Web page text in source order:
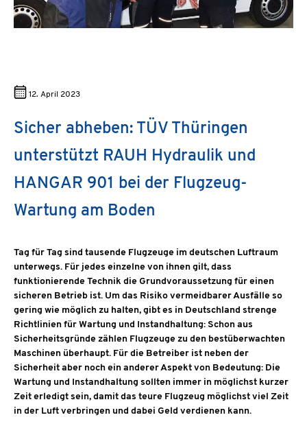
12. April 2023
Sicher abheben: TÜV Thüringen
unterstützt RAUH Hydraulik und
HANGAR 901 bei der Flugzeug-
Wartung am Boden
Tag für Tag sind tausende Flugzeuge im deutschen Luftraum
unterwegs. Für jedes einzelne von ihnen gilt, dass
funktionierende Technik die Grundvoraussetzung für einen
sicheren Betrieb ist. Um das Risiko vermeidbarer Ausfälle so
gering wie möglich zu halten, gibt es in Deutschland strenge
Richtlinien für Wartung und Instandhaltung: Schon aus
Sicherheitsgründe zählen Flugzeuge zu den bestüberwachten
Maschinen überhaupt. Für die Betreiber ist neben der
Sicherheit aber noch ein anderer Aspekt von Bedeutung: Die
Wartung und Instandhaltung sollten immer in möglichst kurzer
Zeit erledigt sein, damit das teure Flugzeug möglichst viel Zeit
in der Luft verbringen und dabei Geld verdienen kann.